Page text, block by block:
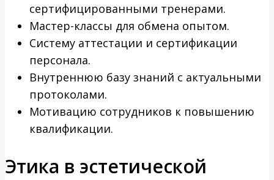
сертифицированными тренерами.
Мастер-классы для обмена опытом.
Систему аттестации и сертификации
персонала.
Внутреннюю базу знаний с актуальными
протоколами.
Мотивацию сотрудников к повышению
квалификации.
Этика в эстетической